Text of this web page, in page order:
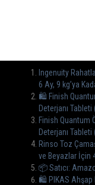
Ingenuity
6 Ay, 9 kg’ya
🛍️ Finish
Deterjanı
Finish Quantum
Deterjanı
Rinso Toz
ve Beyazlar İçin
📦 Satıcı:
🛍️ PIKAS Ahşap